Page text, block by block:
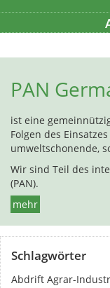
PAN
ist eine
Folgen des
umweltschonende,
Wir sind Teil des
(PAN).
mehr
Schlagwörter
Abdrift Agrar-